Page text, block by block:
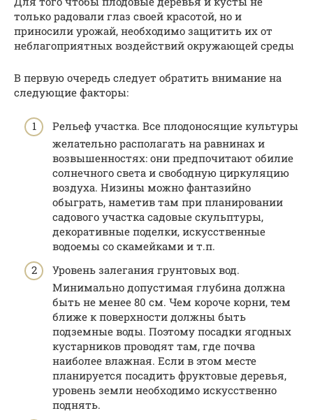
только радовали глаз своей красотой, но и
приносили урожай, необходимо защитить их от
неблагоприятных воздействий окружающей среды
В первую очередь следует обратить внимание на
следующие факторы:
Рельеф участка. Все плодоносящие культуры
желательно располагать на равнинах и
возвышенностях: они предпочитают обилие
солнечного света и свободную циркуляцию
воздуха. Низины можно фантазийно
обыграть, наметив там при планировании
садового участка садовые скульптуры,
декоративные поделки, искусственные
водоемы со скамейками и т.п.
Уровень залегания грунтовых вод.
Минимально допустимая глубина должна
быть не менее 80 см. Чем короче корни, тем
ближе к поверхности должны быть
подземные воды. Поэтому посадки ягодных
кустарников проводят там, где почва
наиболее влажная. Если в этом месте
планируется посадить фруктовые деревья,
уровень земли необходимо искусственно
поднять.